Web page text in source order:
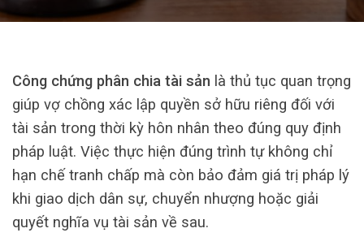
Công chứng phân chia tài sản là thủ tục quan trọng
giúp vợ chồng xác lập quyền sở hữu riêng đối với
tài sản trong thời kỳ hôn nhân theo đúng quy định
pháp luật. Việc thực hiện đúng trình tự không chỉ
hạn chế tranh chấp mà còn bảo đảm giá trị pháp lý
khi giao dịch dân sự, chuyển nhượng hoặc giải
quyết nghĩa vụ tài sản về sau.